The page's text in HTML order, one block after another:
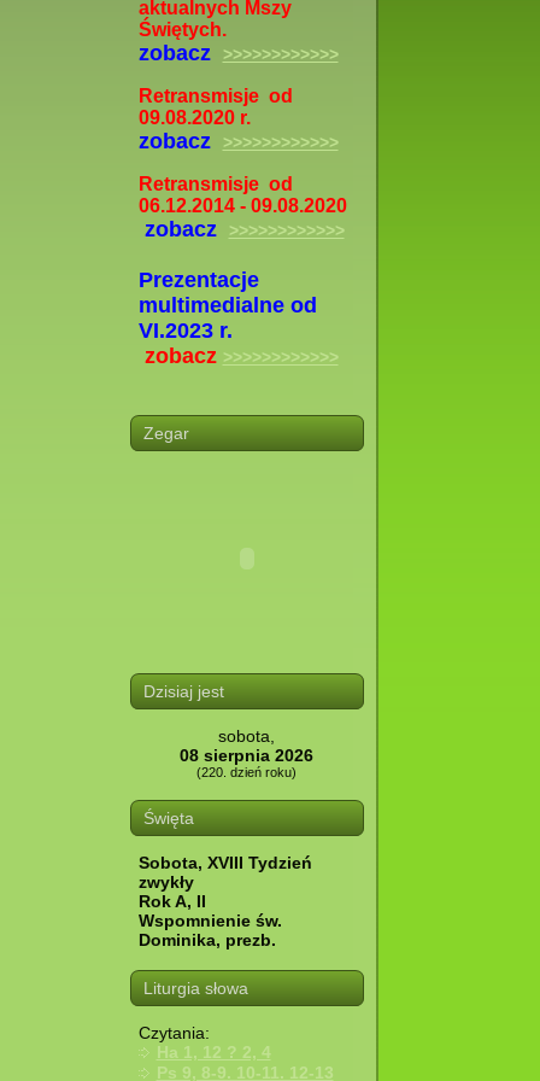
aktualnych Mszy
Świętych.
zobacz >>>>>>>>>>>>
Retransmisje od
09.08.2020 r.
zobacz >>>>>>>>>>>>
Retransmisje od
06.12.2014 - 09.08.2020
zobacz >>>>>>>>>>>>
Prezentacje
multimedialne od
VI.2023 r.
zobacz >>>>>>>>>>>>
Zegar
Dzisiaj jest
sobota,
08 sierpnia 2026
(220. dzień roku)
Święta
Sobota, XVIII Tydzień
zwykły
Rok A, II
Wspomnienie św.
Dominika, prezb.
Liturgia słowa
Czytania:
Ha 1, 12 ? 2, 4
Ps 9, 8-9. 10-11. 12-13